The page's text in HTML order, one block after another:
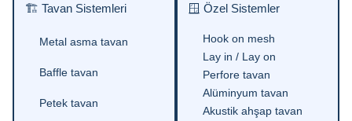
🏗 Tavan Sistemleri
Metal asma tavan
Baffle tavan
Petek tavan
🪟 Özel Sistemler
Hook on mesh
Lay in / Lay on
Perfore tavan
Alüminyum tavan
Akustik ahşap tavan